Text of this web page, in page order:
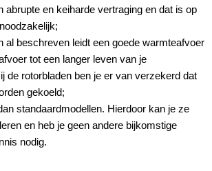
abrupte en keiharde vertraging en dat is op
al beschreven leidt een goede warmteafvoer
tot een langer leven van je
de rotorbladen ben je er van verzekerd dat
gekoeld;
standaardmodellen. Hierdoor kan je ze
en heb je geen andere bijkomstige
nodig.